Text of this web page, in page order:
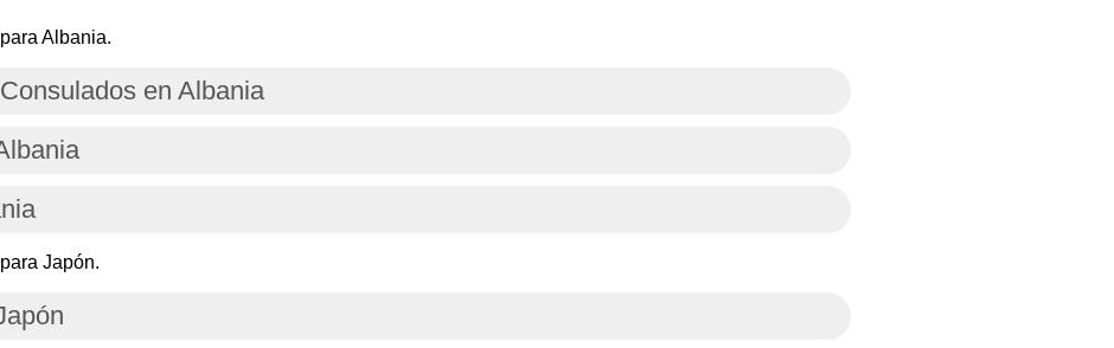
Albania.
en Albania
Japón.